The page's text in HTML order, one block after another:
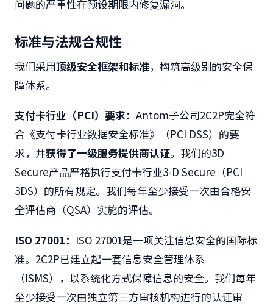
问题的严重性在预设期限内修复漏洞。
标准与法规合规性
我们采用顶级安全框架和标准，构筑高级别的安全保
障体系。
支付卡行业（PCI）要求： Antom子公司2C2P完全符
合《支付卡行业数据安全标准》（PCI DSS）的要
求，并获得了一级服务提供商认证。 我们的3D
Secure产品严格执行支付卡行业3-D Secure （PCI
3DS）的所有规定。我们每年至少接受一次由合格安
全评估商（QSA）实施的评估。
I​SO 27001： ISO 27001是一项关注信息安全的国际标
准。2C2P已建立起一套信息安全管理体系
（ISMS），以系统化方式保障信息的安全。我们每年
至少接受一次由独立第三方审核机构进行的认证审